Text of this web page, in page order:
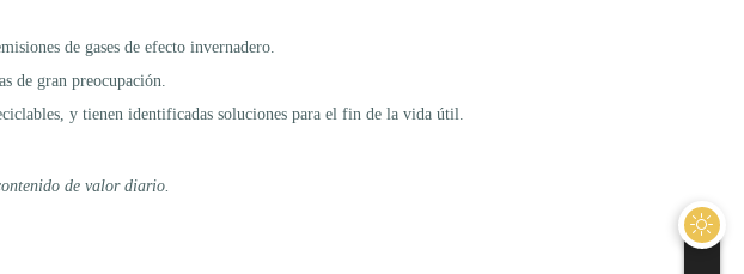
de gases de efecto invernadero.
de gran preocupación.
y tienen identificadas soluciones para el fin de la vida útil.
de valor diario.